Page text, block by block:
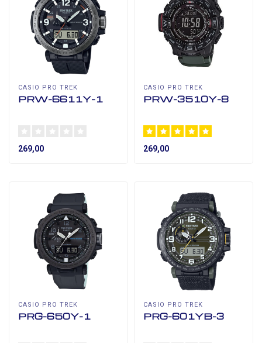
CASIO PRO TREK
PRW-6611Y-1
269,00
CASIO PRO TREK
PRW-3510Y-8
269,00
CASIO PRO TREK
PRG-650Y-1
CASIO PRO TREK
PRG-601YB-3